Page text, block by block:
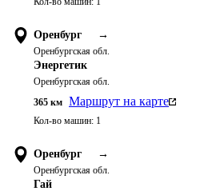
Оренбург →
Оренбургская обл.
Энергетик
Оренбургская обл.
365 км Маршрут на карте
Кол-во машин: 1
Оренбург →
Оренбургская обл.
Гай